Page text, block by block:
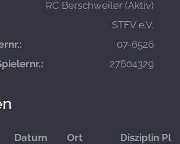
RC Berschweiler (Aktiv)
STFV e.V.
07-6526
27604329
Datum Ort Disziplin